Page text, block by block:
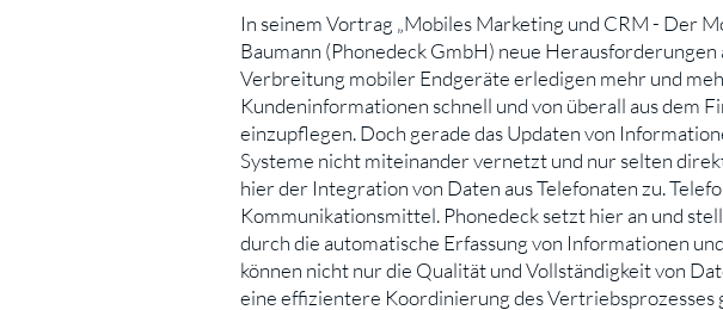
In seinem Vortrag „Mobiles Marketing und CRM - Der
Baumann (Phonedeck GmbH) neue
Verbreitung mobiler Endgeräte erledigen mehr und
Kundeninformationen schnell und von überall aus dem
einzupflegen. Doch gerade das Updaten von
Systeme nicht miteinander vernetzt und nur selten
hier der Integration von Daten aus Telefonaten zu.
Kommunikationsmittel. Phonedeck setzt hier an und
durch die automatische Erfassung von Informationen
können nicht nur die Qualität und Vollständigkeit von
eine effizientere Koordinierung des